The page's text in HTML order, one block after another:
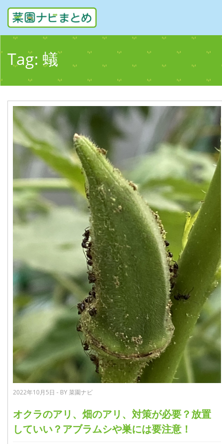
Tag: 蟻
2022年10月5日 - BY 菜園ナビ
オクラのアリ、畑のアリ、対策が必要？放置
していい？アブラムシや巣には要注意！